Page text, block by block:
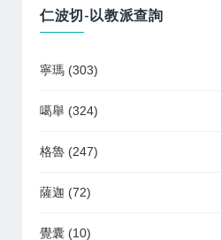
仁波切-以教派查詢
寧瑪 (303)
噶舉 (324)
格魯 (247)
薩迦 (72)
覺囊 (10)